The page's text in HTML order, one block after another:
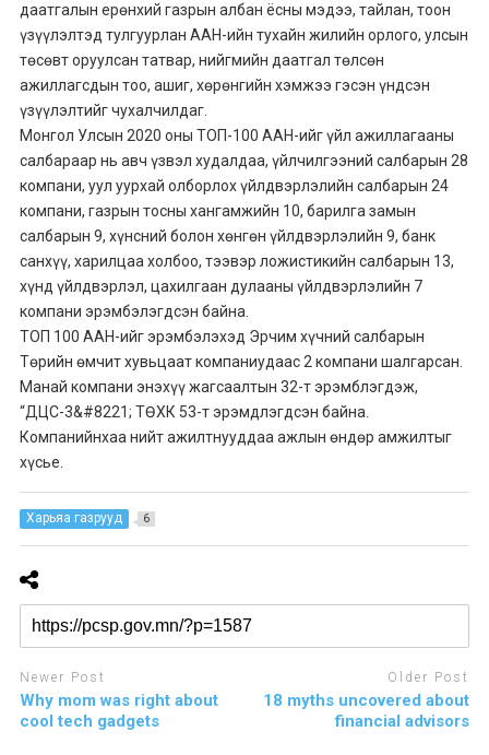
даатгалын ерөнхий газрын албан ёсны мэдээ, тайлан, тоон
үзүүлэлтэд тулгуурлан ААН-ийн тухайн жилийн орлого, улсын
төсөвт оруулсан татвар, нийгмийн даатгал төлсөн
ажиллагсдын тоо, ашиг, хөрөнгийн хэмжээ гэсэн үндсэн
үзүүлэлтийг чухалчилдаг.
Монгол Улсын 2020 оны ТОП-100 ААН-ийг үйл ажиллагааны
салбараар нь авч үзвэл худалдаа, үйлчилгээний салбарын 28
компани, уул уурхай олборлох үйлдвэрлэлийн салбарын 24
компани, газрын тосны хангамжийн 10, барилга замын
салбарын 9, хүнсний болон хөнгөн үйлдвэрлэлийн 9, банк
санхүү, харилцаа холбоо, тээвэр ложистикийн салбарын 13,
хүнд үйлдвэрлэл, цахилгаан дулааны үйлдвэрлэлийн 7
компани эрэмбэлэгдсэн байна.
ТОП 100 ААН-ийг эрэмбэлэхэд Эрчим хүчний салбарын
Төрийн өмчит хувьцаат компаниудаас 2 компани шалгарсан.
Манай компани энэхүү жагсаалтын 32-т эрэмблэгдэж,
“ДЦС-3&#8221; ТӨХК 53-т эрэмдлэгдсэн байна.
Компанийнхаа нийт ажилтнууддаа ажлын өндөр амжилтыг
хүсье.
Харьяа газрууд 6
Newer Post
Why mom was right about
cool tech gadgets
Older Post
18 myths uncovered about
financial advisors